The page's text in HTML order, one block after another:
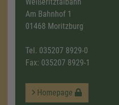
Am Bahnhof 1
01468 Moritzburg
Tel. 035207 8929-0
Fax: 035207 8929-1
Homepage